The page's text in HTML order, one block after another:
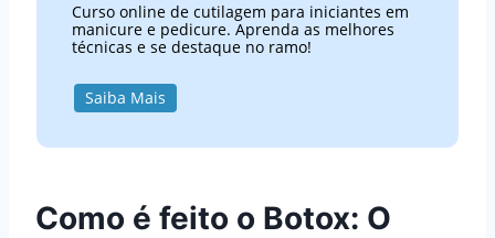
Curso online de cutilagem para iniciantes em
manicure e pedicure. Aprenda as melhores
técnicas e se destaque no ramo!
Saiba Mais
Como é feito o Botox: O